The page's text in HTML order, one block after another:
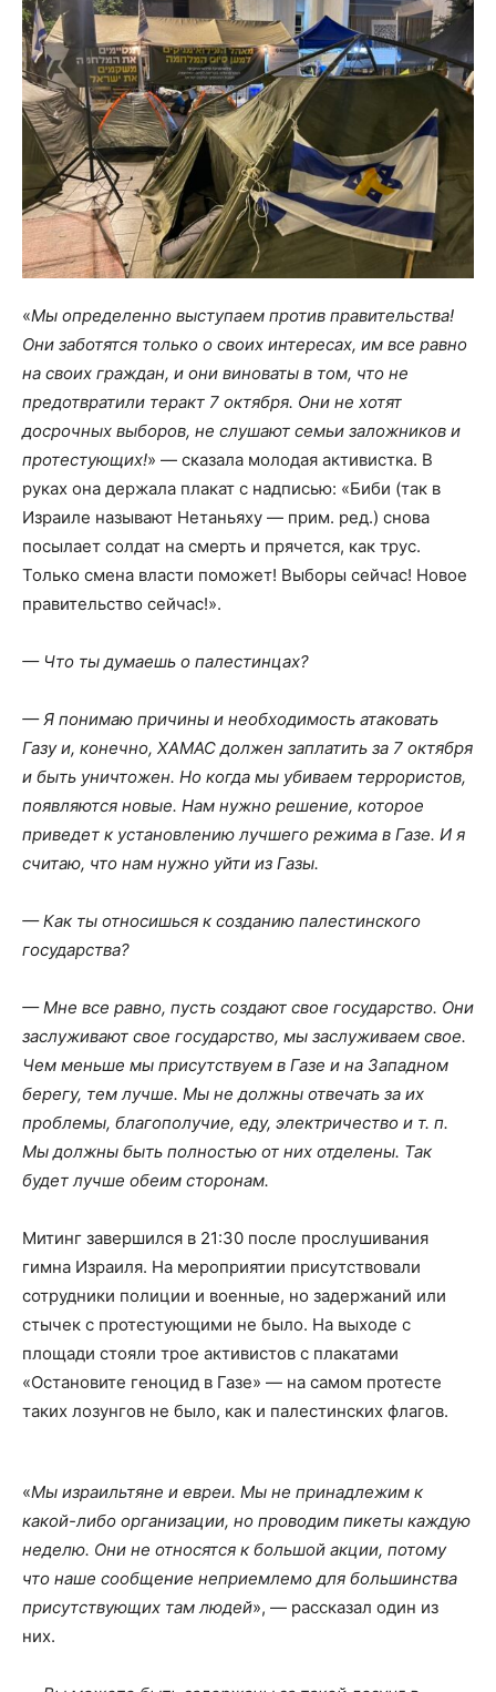
«Мы определенно выступаем против правительства!
Они заботятся только о своих интересах, им все равно
на своих граждан, и они виноваты в том, что не
предотвратили теракт 7 октября. Они не хотят
досрочных выборов, не слушают семьи заложников и
протестующих!» — сказала молодая активистка. В
руках она держала плакат с надписью: «Биби (так в
Израиле называют Нетаньяху — прим. ред.) снова
посылает солдат на смерть и прячется, как трус.
Только смена власти поможет! Выборы сейчас! Новое
правительство сейчас!».
— Что ты думаешь о палестинцах?
— Я понимаю причины и необходимость атаковать
Газу и, конечно, ХАМАС должен заплатить за 7 октября
и быть уничтожен. Но когда мы убиваем террористов,
появляются новые. Нам нужно решение, которое
приведет к установлению лучшего режима в Газе. И я
считаю, что нам нужно уйти из Газы.
— Как ты относишься к созданию палестинского
государства?
— Мне все равно, пусть создают свое государство. Они
заслуживают свое государство, мы заслуживаем свое.
Чем меньше мы присутствуем в Газе и на Западном
берегу, тем лучше. Мы не должны отвечать за их
проблемы, благополучие, еду, электричество и т. п.
Мы должны быть полностью от них отделены. Так
будет лучше обеим сторонам.
Митинг завершился в 21:30 после прослушивания
гимна Израиля. На мероприятии присутствовали
сотрудники полиции и военные, но задержаний или
стычек с протестующими не было. На выходе с
площади стояли трое активистов с плакатами
«Остановите геноцид в Газе» — на самом протесте
таких лозунгов не было, как и палестинских флагов.
«Мы израильтяне и евреи. Мы не принадлежим к
какой-либо организации, но проводим пикеты каждую
неделю. Они не относятся к большой акции, потому
что наше сообщение неприемлемо для большинства
присутствующих там людей», — рассказал один из
них.